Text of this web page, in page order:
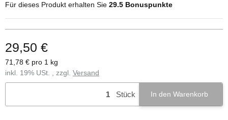
Für dieses Produkt erhalten Sie 29.5 Bonuspunkte
29,50 €
71,78 € pro 1 kg
inkl. 19% USt. , zzgl. Versand
Stück In den Warenkorb